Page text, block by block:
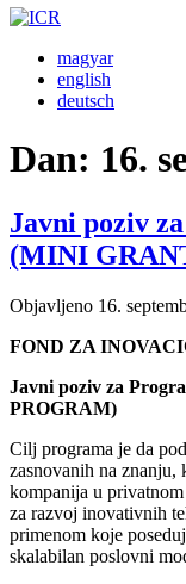
magyar
english
deutsch
Dan: 16.
Javni poziv
(MINI
Objavljeno 16.
FOND ZA
Javni poziv za
PROGRAM)
Cilj programa je da
zasnovanih na znanju,
kompanija u
za razvoj inovativnih
primenom koje
skalabilan poslovni